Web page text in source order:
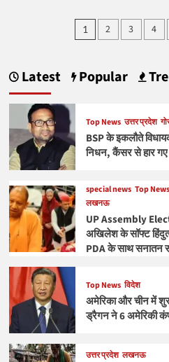
पहलवानों
मामले
में
शरण
सिंह
बरी,
राउज
एवेन्यू
से
मिली
बड़ी
राहत
Posts
1 2 3 4
Latest Popular
Top News उत्तर प्रदेश
BSP के इकलौते
निधन, कैंसर से हार
special news Top News
लखनऊ
UP Assembly
अखिलेश के सॉफ्ट
PDA के साथ सनातन
Top News विदेश
अमेरिका और चीन में
ड्रैगन ने 6 अमेरिकी
उत्तर प्रदेश लखनऊ